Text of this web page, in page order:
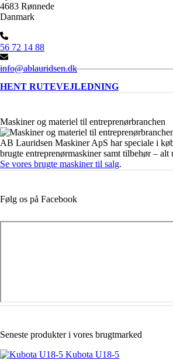
4683 Rønnede
Danmark
56 72 14 88
info@ablauridsen.dk
HENT RUTEVEJLEDNING
Maskiner og materiel til entreprenørbranchen
AB Lauridsen Maskiner ApS har speciale i
brugte entreprenørmaskiner samt tilbehør – alt
Se vores brugte maskiner til salg.
Følg os på Facebook
Seneste produkter i vores brugtmarked
Kubota U18-5